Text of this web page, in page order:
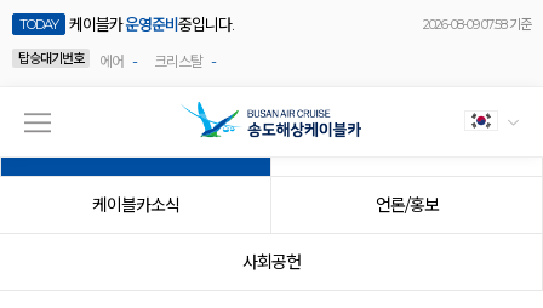
TODAY 케이블카운영준비 중입니다.
2026-08-09 07:58 기준
탑승대기번호
에어 - 크리스탈 -
케이블카소식 언론/홍보
사회공헌